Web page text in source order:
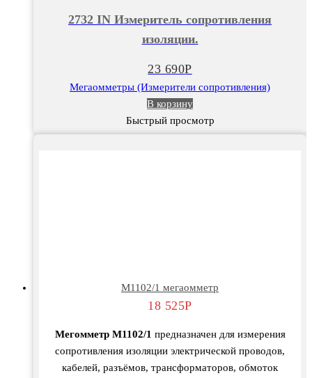
Измеритель
сопротивления
2732 IN Измеритель сопротивления
изоляции.
23 690Р
Мегаомметры (Измерители сопротивления)
В корзину
Быстрый просмотр
М1102/1 мегаомметр
18 525Р
Мегомметр М1102/1 предназначен для измерения
сопротивления изоляции электрической проводов,
кабелей, разъёмов, трансформаторов, обмоток